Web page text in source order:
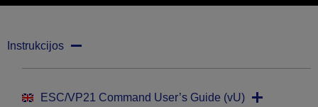
Instrukcijos
ESC/VP21 Command User’s Guide (vU)